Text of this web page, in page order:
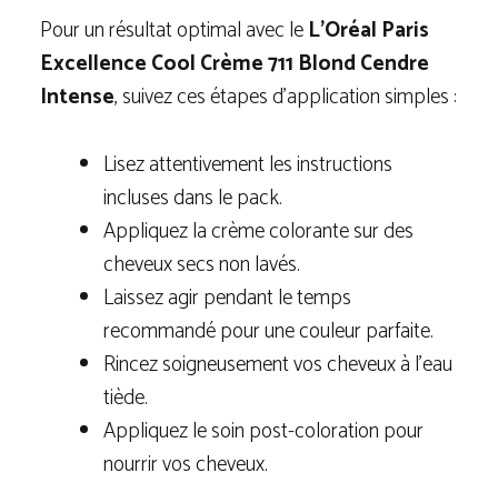
Pour un résultat optimal avec leL’Oréal Paris
Excellence Cool Crème 711 Blond Cendre
Intense, suivez ces étapes d’application simples :
Lisez attentivement les instructions
incluses dans le pack.
Appliquez la crème colorante sur des
cheveux secs non lavés.
Laissez agir pendant le temps
recommandé pour une couleur parfaite.
Rincez soigneusement vos cheveux à l’eau
tiède.
Appliquez le soin post-coloration pour
nourrir vos cheveux.